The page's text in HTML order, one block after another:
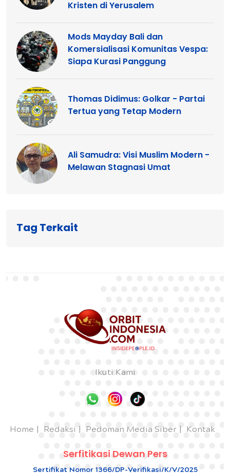
Kristen di Yerusalem
Mods Mayday Bali dan
Komersialisasi Komunitas Vespa:
Siapa Kurasi Panggung
Thomas Didimus: Golkar - Partai
Tertua yang Tetap Modern
Ali Samudra: Visi Muslim Modern -
Melawan Stagnasi Umat
Tag Terkait
Ikuti Kami
Home Redaksi Pedoman Media Siber Kontak
Serfitikasi Dewan Pers
Sertifikat Nomor 1366/DP-Verifikasi/K/V/2025